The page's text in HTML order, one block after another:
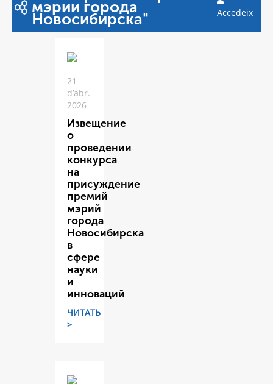
мэрии города
Новосибирска" Accedeix
21
d’abr.
2026
Извещение
о
проведении
конкурса
на
присуждение
премий
мэрий
города
Новосибирска
в
сфере
науки
и
инноваций
ЧИТАТЬ
>